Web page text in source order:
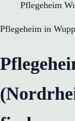
Pflegeheim
Pflegeheim in